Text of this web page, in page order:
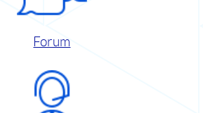
Forum